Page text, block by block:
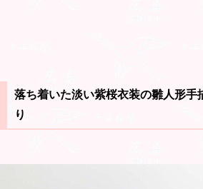
落ち着いた淡い紫桜衣装の雛人形手
り